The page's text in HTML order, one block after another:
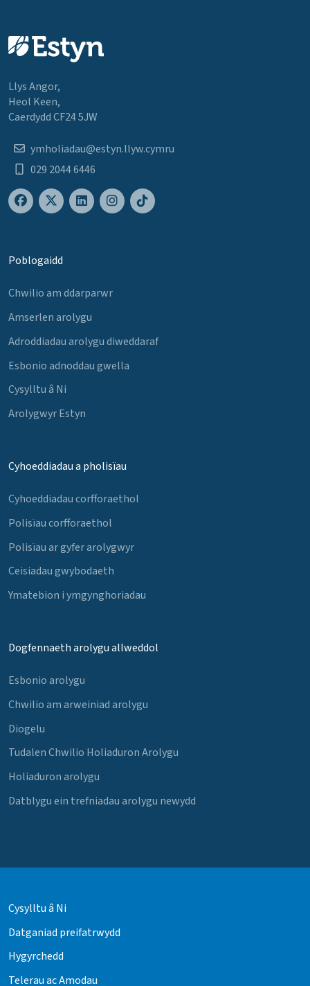
Llys Angor,
Heol Keen,
Caerdydd CF24 5JW
ymholiadau@estyn.llyw.cymru
029 2044 6446
Poblogaidd
Chwilio am ddarparwr
Amserlen arolygu
Adroddiadau arolygu diweddaraf
Esbonio adnoddau gwella
Cysylltu â Ni
Arolygwyr Estyn
Cyhoeddiadau a pholisïau
Cyhoeddiadau corfforaethol
Polisïau corfforaethol
Polisïau ar gyfer arolygwyr
Ceisiadau gwybodaeth
Ymatebion i ymgynghoriadau
Dogfennaeth arolygu allweddol
Esbonio arolygu
Chwilio am arweiniad arolygu
Diogelu
Tudalen Chwilio Holiaduron Arolygu
Holiaduron arolygu
Datblygu ein trefniadau arolygu newydd
Cysylltu â Ni
Datganiad preifatrwydd
Hygyrchedd
Telerau ac Amodau